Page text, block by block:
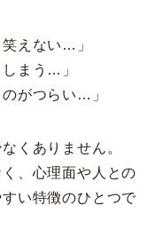
えない…」
まう…」
がつらい…」
くありません。
、心理面や人との
い特徴のひとつで